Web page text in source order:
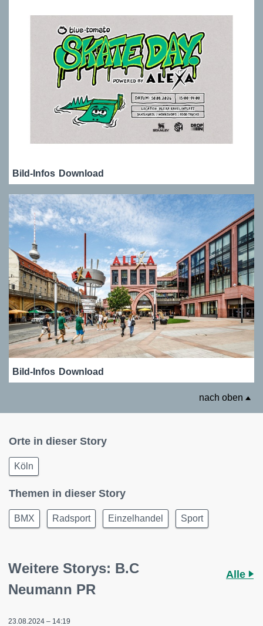
Bild-Infos Download
Bild-Infos Download
nach oben
Orte in dieser Story
Köln
Themen in dieser Story
BMX Radsport Einzelhandel Sport
Weitere Storys: B.C
Neumann PR
Alle
23.08.2024 – 14:19